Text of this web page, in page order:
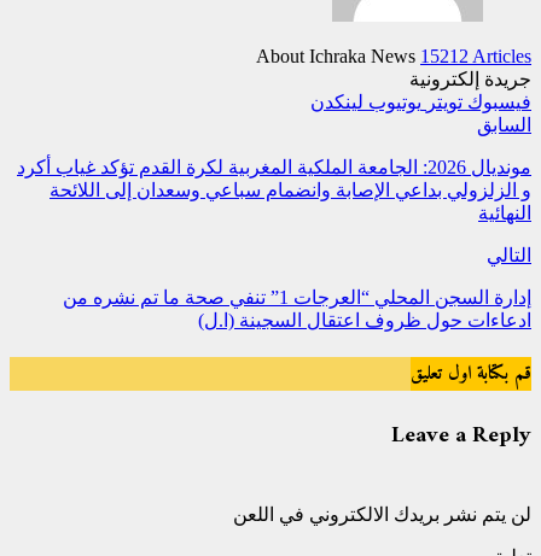
About Ichraka News 15212 Articles
جريدة إلكترونية
فيسبوك تويتر يوتيوب لينكدن
السابق
مونديال 2026: الجامعة الملكية المغربية لكرة القدم تؤكد غياب أكرد
و الزلزولي بداعي الإصابة وانضمام سباعي وسعدان إلى اللائحة
النهائية
التالي
إدارة السجن المحلي “العرجات 1” تنفي صحة ما تم نشره من
ادعاءات حول ظروف اعتقال السجينة (ا.ل)
قم بكتابة اول تعليق
Leave a Reply
لن يتم نشر بريدك الالكتروني في اللعن